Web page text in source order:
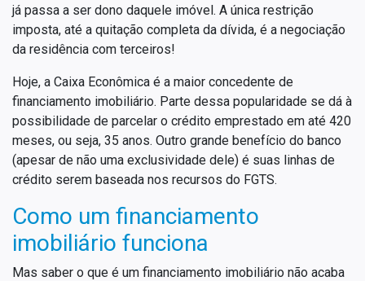
já passa a ser dono daquele imóvel. A única restrição
imposta, até a quitação completa da dívida, é a negociação
da residência com terceiros!
Hoje, a Caixa Econômica é a maior concedente de
financiamento imobiliário. Parte dessa popularidade se dá à
possibilidade de parcelar o crédito emprestado em até 420
meses, ou seja, 35 anos. Outro grande benefício do banco
(apesar de não uma exclusividade dele) é suas linhas de
crédito serem baseada nos recursos do FGTS.
Como um financiamento
imobiliário funciona
Mas saber o que é um financiamento imobiliário não acaba